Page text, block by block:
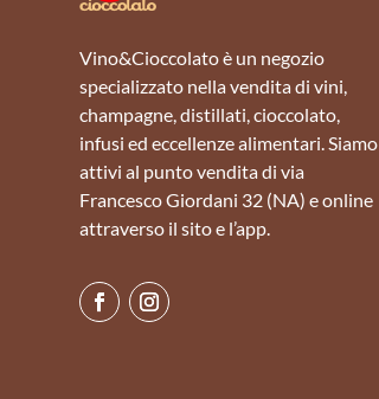
Vino&Cioccolato è un negozio
specializzato nella vendita di vini,
champagne, distillati, cioccolato,
infusi ed eccellenze alimentari. Siamo
attivi al punto vendita di via
Francesco Giordani 32 (NA) e online
attraverso il sito e l’app.